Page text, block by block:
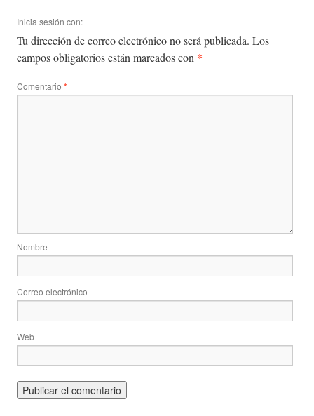
Inicia sesión con:
Tu dirección de correo electrónico no será publicada. Los
campos obligatorios están marcados con *
Comentario *
Nombre
Correo electrónico
Web